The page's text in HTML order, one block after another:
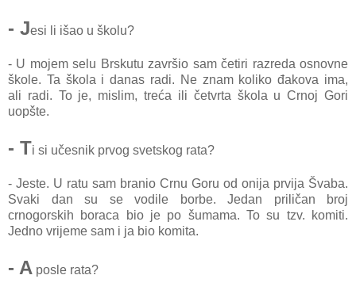
- Jesi li išao u školu?
- U mojem selu Brskutu završio sam četiri razreda osnovne
škole. Ta škola i danas radi. Ne znam koliko đakova ima,
ali radi. To je, mislim, treća ili četvrta škola u Crnoj Gori
uopšte.
- Ti si učesnik prvog svetskog rata?
- Jeste. U ratu sam branio Crnu Goru od onija prvija Švaba.
Svaki dan su se vodile borbe. Jedan priličan broj
crnogorskih boraca bio je po šumama. To su tzv. komiti.
Jedno vrijeme sam i ja bio komita.
- A posle rata?